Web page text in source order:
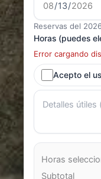
Reservas del
Horas (puedes
Error cargando
Acepto el
Horas
Subtotal